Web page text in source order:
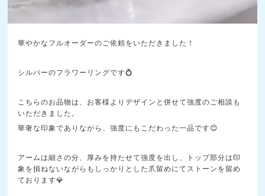
華やかなフルオーダーのご依頼をいただきました！
シルバーのフラワーリングです💍
こちらのお品物は、お客様よりデザインと併せて強度のご相談も
いただきました。
華奢な印象でありながら、強度にもこだわった一品です😊
アームは細さの分、厚みを持たせて強度を出し、トップ部分は印
象を損ねないながらもしっかりとした爪留めにてストーンを留め
ております💎